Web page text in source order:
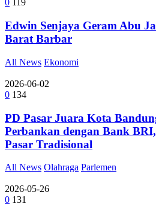
0 119
Edwin Senjaya Geram Abu
Barat Barbar
All News Ekonomi
2026-06-02
0 134
PD Pasar Juara Kota
Perbankan dengan Bank
Pasar Tradisional
All News Olahraga Parlemen
2026-05-26
0 131